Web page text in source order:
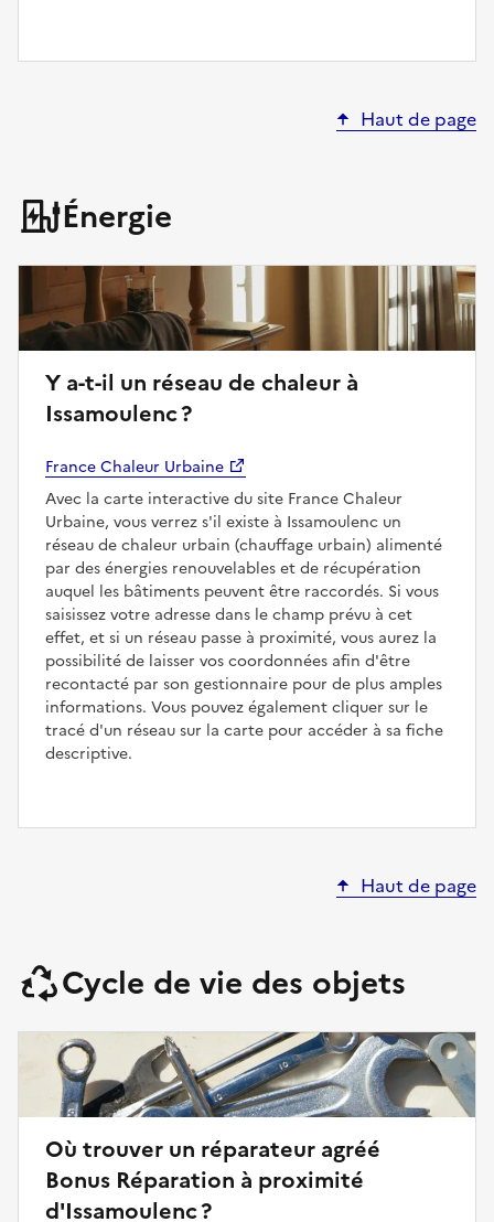
Haut de page
Énergie
Y a-t-il un réseau de chaleur à
Issamoulenc ?
France Chaleur Urbaine
Avec la carte interactive du site France Chaleur
Urbaine, vous verrez s'il existe à Issamoulenc un
réseau de chaleur urbain (chauffage urbain) alimenté
par des énergies renouvelables et de récupération
auquel les bâtiments peuvent être raccordés. Si vous
saisissez votre adresse dans le champ prévu à cet
effet, et si un réseau passe à proximité, vous aurez la
possibilité de laisser vos coordonnées afin d'être
recontacté par son gestionnaire pour de plus amples
informations. Vous pouvez également cliquer sur le
tracé d'un réseau sur la carte pour accéder à sa fiche
descriptive.
Haut de page
Cycle de vie des objets
Où trouver un réparateur agréé
Bonus Réparation à proximité
d'Issamoulenc ?